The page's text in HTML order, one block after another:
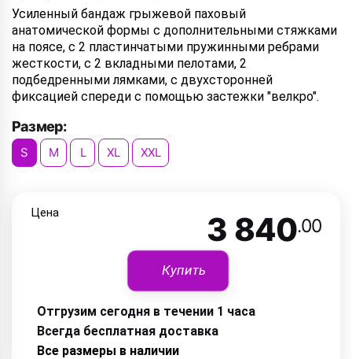
Усиленный бандаж грыжевой паховый
анатомической формы с дополнительными стяжками
на поясе, с 2 пластинчатыми пружинными ребрами
жесткости, с 2 вкладными пелотами, 2
подбедренными лямками, с двухсторонней
фиксацией спереди с помощью застежки "велкро".
Размер:
S M L XL XXL
Цена 3 840.00
Купить
Отгрузим сегодня в течении 1 часа
Всегда бесплатная доставка
Все размеры в наличии